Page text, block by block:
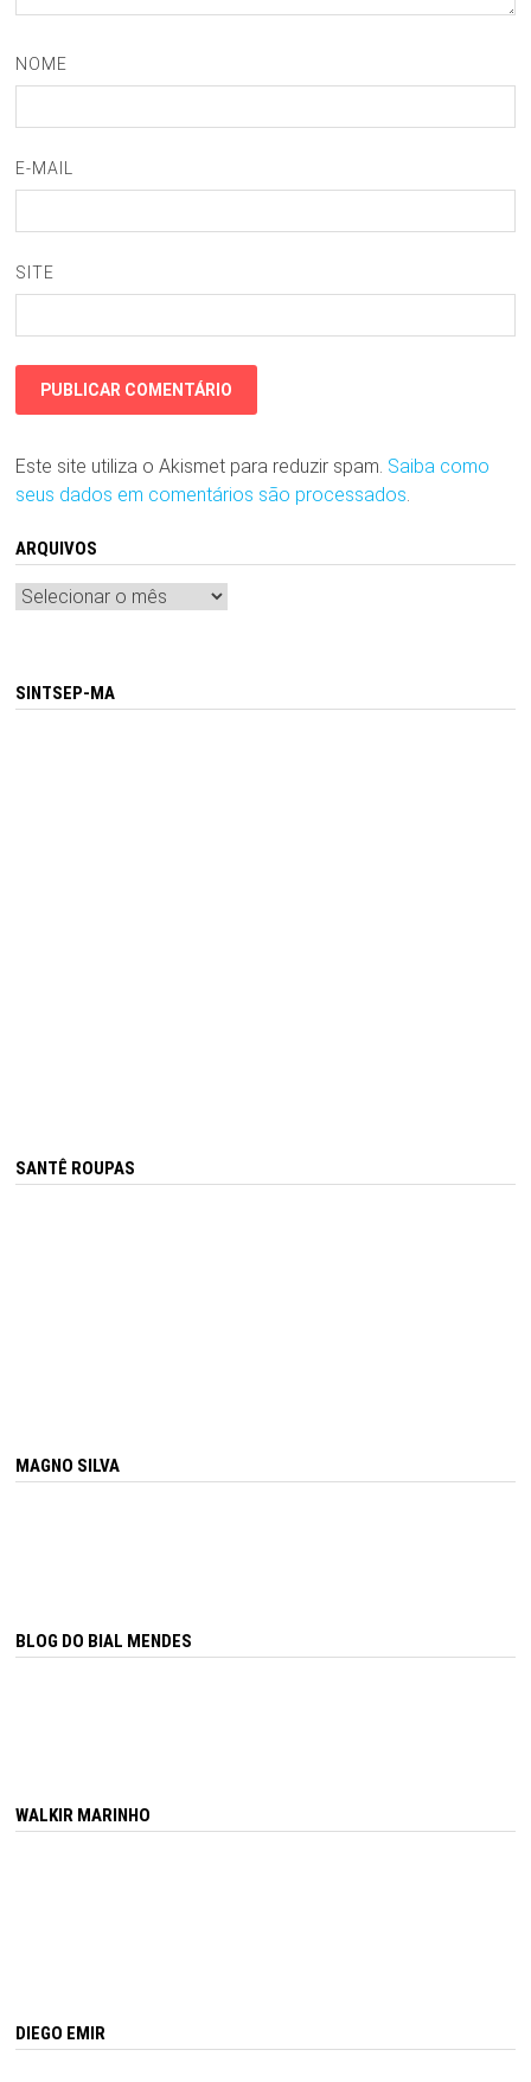
NOME
E-MAIL
SITE
Este site utiliza o Akismet para reduzir spam. Saiba como
seus dados em comentários são processados
ARQUIVOS
Arquivos
SINTSEP-MA
SANTÊ ROUPAS
MAGNO SILVA
BLOG DO BIAL MENDES
WALKIR MARINHO
DIEGO EMIR